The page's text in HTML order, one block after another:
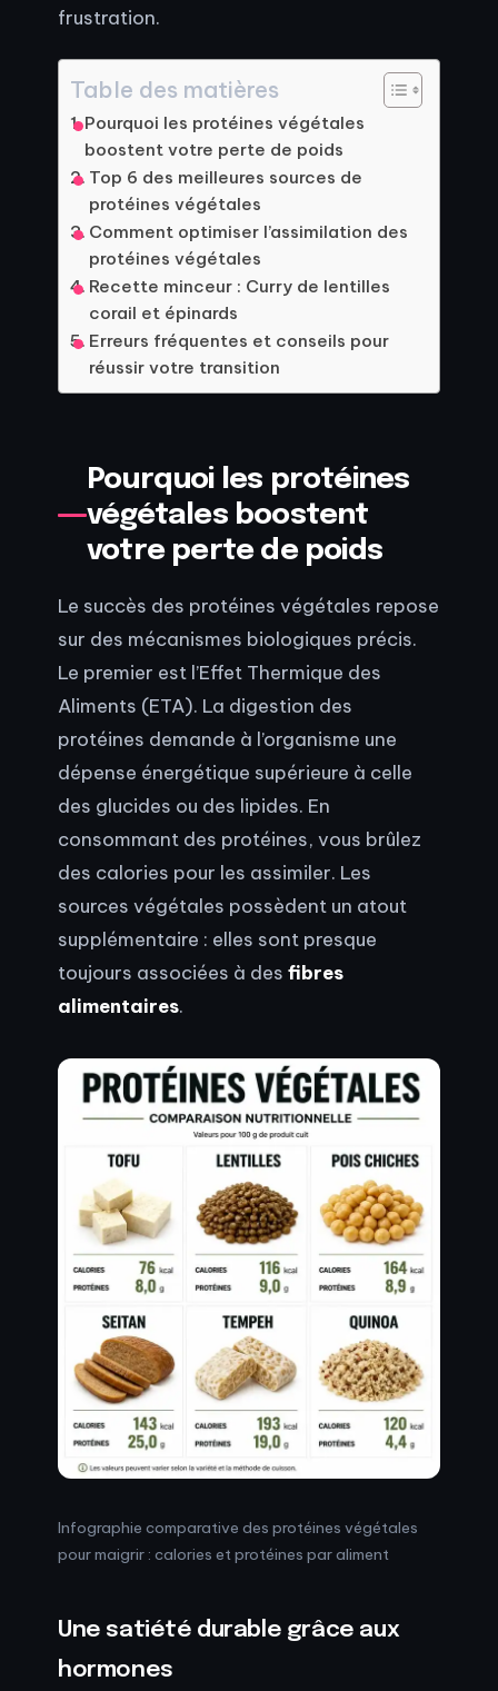
frustration.
Table des matières
Pourquoi les protéines végétales
boostent votre perte de poids
Top 6 des meilleures sources de
protéines végétales
Comment optimiser l’assimilation des
protéines végétales
Recette minceur : Curry de lentilles
corail et épinards
Erreurs fréquentes et conseils pour
réussir votre transition
Pourquoi les protéines
végétales boostent
votre perte de poids
Le succès des protéines végétales repose
sur des mécanismes biologiques précis.
Le premier est l’Effet Thermique des
Aliments (ETA). La digestion des
protéines demande à l’organisme une
dépense énergétique supérieure à celle
des glucides ou des lipides. En
consommant des protéines, vous brûlez
des calories pour les assimiler. Les
sources végétales possèdent un atout
supplémentaire : elles sont presque
toujours associées à des fibres
alimentaires.
Infographie comparative des protéines végétales
pour maigrir : calories et protéines par aliment
Une satiété durable grâce aux
hormones